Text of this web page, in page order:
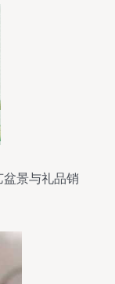
景与礼品销